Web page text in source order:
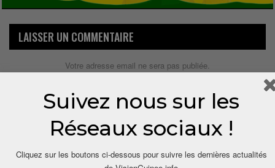
LAISSER UN COMMENTAIRE
Votre adresse email ne sera pas publiée.
Suivez nous sur les
Réseaux sociaux !
Cliquez sur les boutons ci-dessous pour suivre les dernières actualités